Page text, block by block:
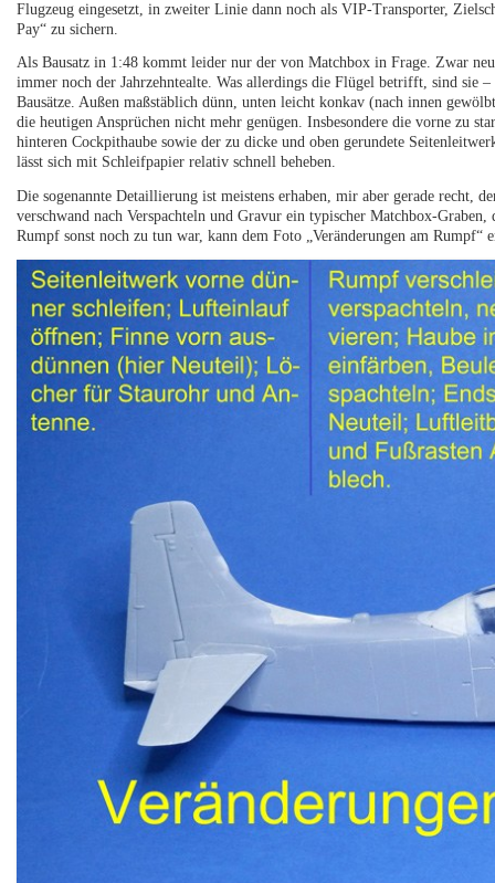
Flugzeug eingesetzt, in zweiter Linie dann noch als VIP-Transporter,
Pay“ zu sichern.
Als Bausatz in 1:48 kommt leider nur der von Matchbox in Frage. Zwar
immer noch der Jahrzehntealte. Was allerdings die Flügel betrifft, sind sie
Bausätze. Außen maßstäblich dünn, unten leicht konkav (nach innen
die heutigen Ansprüchen nicht mehr genügen. Insbesondere die vorne zu
hinteren Cockpithaube sowie der zu dicke und oben gerundete
lässt sich mit Schleifpapier relativ schnell beheben.
Die sogenannte Detaillierung ist meistens erhaben, mir aber gerade recht,
verschwand nach Verspachteln und Gravur ein typischer Matchbox-
Rumpf sonst noch zu tun war, kann dem Foto „Veränderungen am Rumpf“